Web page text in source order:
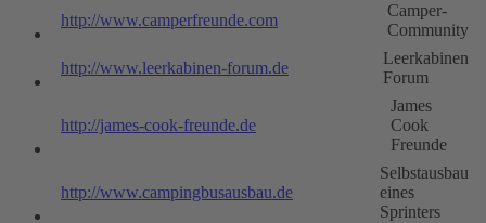
http://www.camperfreunde.com
Camper-
Community
http://www.leerkabinen-forum.de
Leerkabinen
Forum
http://james-cook-freunde.de
James
Cook
Freunde
http://www.campingbusausbau.de
Selbstausbau
eines
Sprinters